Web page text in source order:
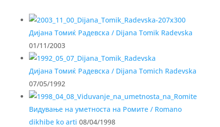
Дијана Томиќ Радевска / Dijana Tomik Radevska
01/11/2003
Дијана Томиќ Радевска / Dijana Tomich Radevska
07/05/1992
Видување на уметноста на Ромите / Romano
dikhibe ko arti 08/04/1998